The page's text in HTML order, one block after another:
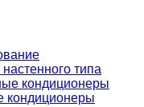
типа
кондиционеры
кондиционеры